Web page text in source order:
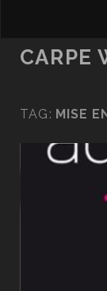
CARPE
TAG: MISE